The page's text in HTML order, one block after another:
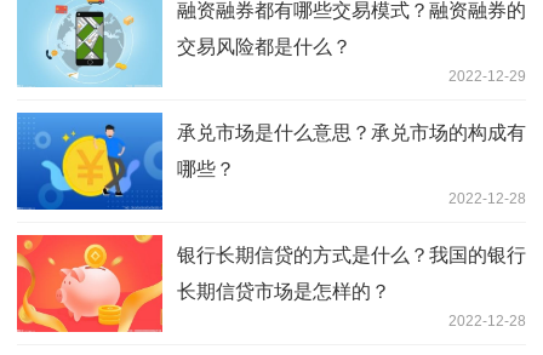
融资融券都有哪些交易模式？融资融券的
交易风险都是什么？
2022-12-29
承兑市场是什么意思？承兑市场的构成有
哪些？
2022-12-28
银行长期信贷的方式是什么？我国的银行
长期信贷市场是怎样的？
2022-12-28